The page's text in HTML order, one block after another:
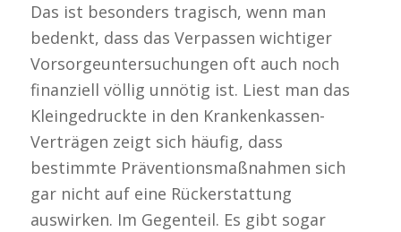
Das ist besonders tragisch, wenn man
bedenkt, dass das Verpassen wichtiger
Vorsorgeuntersuchungen oft auch noch
finanziell völlig unnötig ist. Liest man das
Kleingedruckte in den Krankenkassen-
Verträgen zeigt sich häufig, dass
bestimmte Präventionsmaßnahmen sich
gar nicht auf eine Rückerstattung
auswirken. Im Gegenteil. Es gibt sogar